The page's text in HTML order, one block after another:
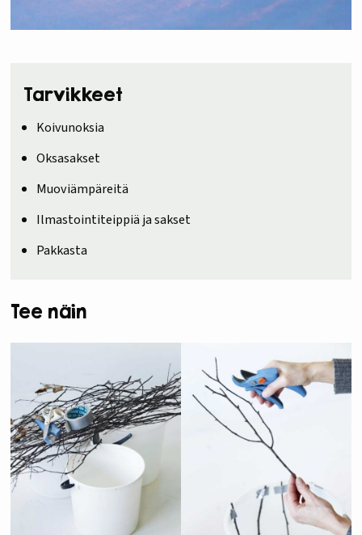
Tarvikkeet
Koivunoksia
Oksasakset
Muoviämpäreitä
Ilmastointiteippiä ja sakset
Pakkasta
Tee näin